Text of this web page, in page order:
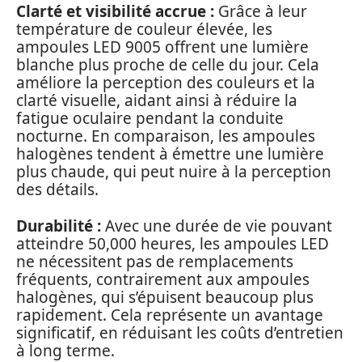
Clarté et visibilité accrue : Grâce à leur
température de couleur élevée, les
ampoules LED 9005 offrent une lumière
blanche plus proche de celle du jour. Cela
améliore la perception des couleurs et la
clarté visuelle, aidant ainsi à réduire la
fatigue oculaire pendant la conduite
nocturne. En comparaison, les ampoules
halogènes tendent à émettre une lumière
plus chaude, qui peut nuire à la perception
des détails.
Durabilité :Avec une durée de vie pouvant
atteindre 50,000 heures, les ampoules LED
ne nécessitent pas de remplacements
fréquents, contrairement aux ampoules
halogènes, qui s’épuisent beaucoup plus
rapidement. Cela représente un avantage
significatif, en réduisant les coûts d’entretien
à long terme.